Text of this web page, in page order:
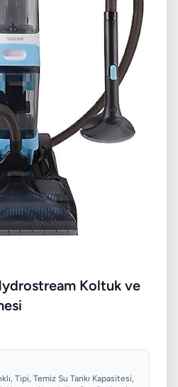
Koltuk ve
Tipi, Temiz Su Tankı Kapasitesi,